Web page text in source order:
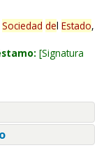
Sociedad del Estado,
Signatura